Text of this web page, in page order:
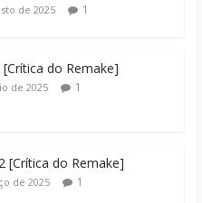
de 2025 1
[Crítica do Remake]
de 2025 1
[Crítica do Remake]
de 2025 1